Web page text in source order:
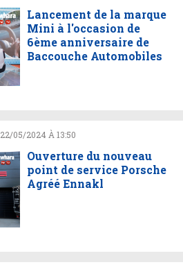
Lancement de la marque
Mini à l'occasion de
6ème anniversaire de
Baccouche Automobiles
22/05/2024 À 13:50
Ouverture du nouveau
point de service Porsche
Agréé Ennakl